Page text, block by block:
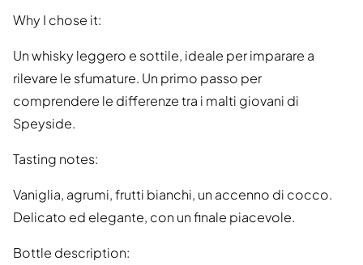
Why I chose it:
Un whisky leggero e sottile, ideale per imparare a
rilevare le sfumature. Un primo passo per
comprendere le differenze tra i malti giovani di
Speyside.
Tasting notes:
Vaniglia, agrumi, frutti bianchi, un accenno di cocco.
Delicato ed elegante, con un finale piacevole.
Bottle description: